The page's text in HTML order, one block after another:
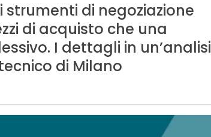
strumenti di negoziazione
di acquisto che una
I dettagli in un’analisi
di Milano